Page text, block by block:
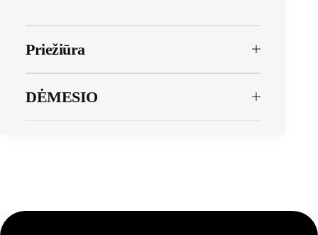
Priežiūra
DĖMESIO